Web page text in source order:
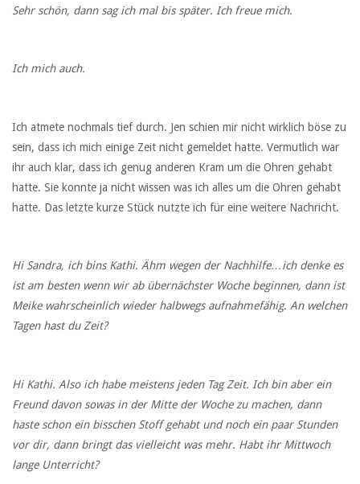
Sehr schön, dann sag ich mal bis später. Ich freue mich.
Ich mich auch.
Ich atmete nochmals tief durch. Jen schien mir nicht wirklich böse zu
sein, dass ich mich einige Zeit nicht gemeldet hatte. Vermutlich war
ihr auch klar, dass ich genug anderen Kram um die Ohren gehabt
hatte. Sie konnte ja nicht wissen was ich alles um die Ohren gehabt
hatte. Das letzte kurze Stück nutzte ich für eine weitere Nachricht.
Hi Sandra, ich bins Kathi. Ähm wegen der Nachhilfe…ich denke es
ist am besten wenn wir ab übernächster Woche beginnen, dann ist
Meike wahrscheinlich wieder halbwegs aufnahmefähig. An welchen
Tagen hast du Zeit?
Hi Kathi. Also ich habe meistens jeden Tag Zeit. Ich bin aber ein
Freund davon sowas in der Mitte der Woche zu machen, dann
haste schon ein bisschen Stoff gehabt und noch ein paar Stunden
vor dir, dann bringt das vielleicht was mehr. Habt ihr Mittwoch
lange Unterricht?